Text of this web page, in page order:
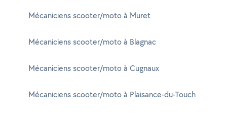
Mécaniciens scooter/moto à Muret
Mécaniciens scooter/moto à Blagnac
Mécaniciens scooter/moto à Cugnaux
Mécaniciens scooter/moto à Plaisance-du-Touch